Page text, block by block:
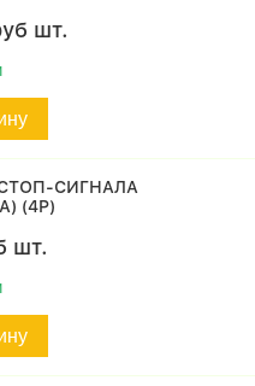
шт.
СИГНАЛА
(4P)
шт.